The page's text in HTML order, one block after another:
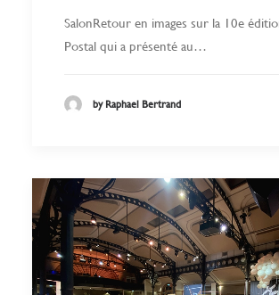
SalonRetour en images sur la 10e
Postal qui a présenté au…
by Raphael Bertrand